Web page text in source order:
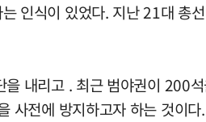
인식이 있었다. 지난 21대
내리고 . 최근 범야권이 200
사전에 방지하고자 하는 것이다.